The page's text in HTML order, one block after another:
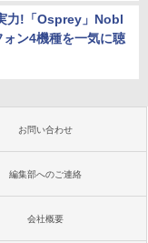
力!「Osprey」Nobl
ン4機種を一気に聴
お問い合わせ
編集部へのご連絡
会社概要